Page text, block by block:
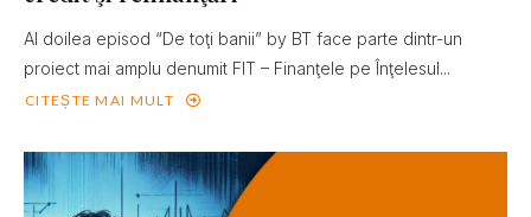
Al doilea episod “De toţi banii” by BT face parte dintr-un
proiect mai amplu denumit FIT – Finanţele pe Înţelesul...
CITEȘTE MAI MULT